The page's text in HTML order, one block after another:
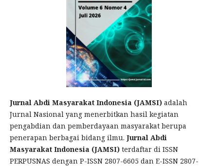
Jurnal Abdi Masyarakat Indonesia (JAMSI) adalah
Jurnal Nasional yang menerbitkan hasil kegiatan
pengabdian dan pemberdayaan masyarakat berupa
penerapan berbagai bidang ilmu. Jurnal Abdi
Masyarakat Indonesia (JAMSI) terdaftar di ISSN
PERPUSNAS dengan P-ISSN 2807-6605 dan E-ISSN 2807-